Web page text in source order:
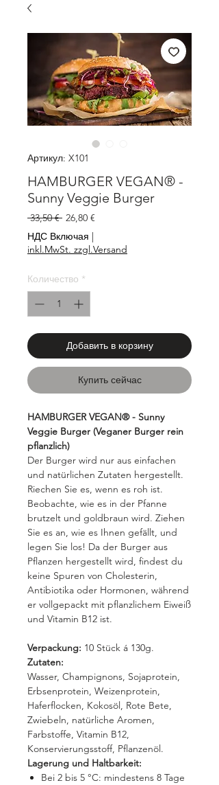
Артикул: X101
HAMBURGER VEGAN® -
Sunny Veggie Burger
33,50 € Обычная
26,80 €
НДС Включая |
inkl.MwSt. zzgl.Versand
Количество *
Добавить в корзину
Купить сейчас
HAMBURGER VEGAN® - Sunny
Veggie Burger (Veganer Burger rein
pflanzlich)
Der Burger wird nur aus einfachen
und natürlichen Zutaten hergestellt.
Riechen Sie es, wenn es roh ist.
Beobachte, wie es in der Pfanne
brutzelt und goldbraun wird. Ziehen
Sie es an, wie es Ihnen gefällt, und
legen Sie los! Da der Burger aus
Pflanzen hergestellt wird, findest du
keine Spuren von Cholesterin,
Antibiotika oder Hormonen, während
er vollgepackt mit pflanzlichem Eiweiß
und Vitamin B12 ist.
Verpackung: 10 Stück á 130g.
Zutaten:
Wasser, Champignons, Sojaprotein,
Erbsenprotein, Weizenprotein,
Haferflocken, Kokosöl, Rote Bete,
Zwiebeln, natürliche Aromen,
Farbstoffe, Vitamin B12,
Konservierungsstoff, Pflanzenöl.
Lagerung und Haltbarkeit:
Bei 2 bis 5 °C: mindestens 8 Tage